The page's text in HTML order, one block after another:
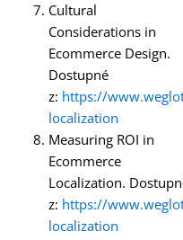
Cultural
Considerations in
Ecommerce Design.
Dostupné
z: https://
localization
Measuring ROI in
Ecommerce
Localization.
z: https://
localization